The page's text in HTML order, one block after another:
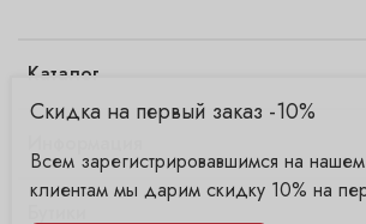
Каталог
Скидка на первый заказ -10%
Всем зарегистрировавшимся на
клиентам мы дарим скидку 10% на